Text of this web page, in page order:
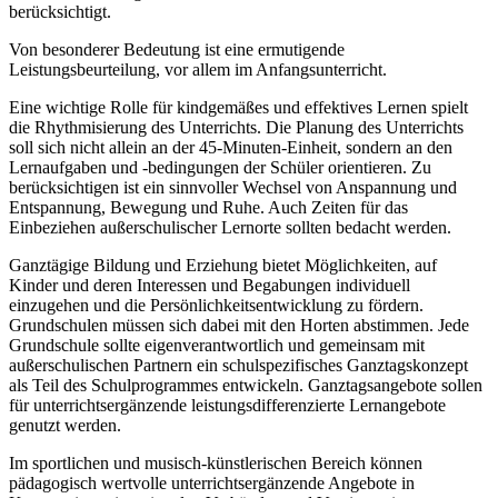
berücksichtigt.
Von besonderer Bedeutung ist eine ermutigende
Leistungsbeurteilung, vor allem im Anfangsunterricht.
Eine wichtige Rolle für kindgemäßes und effektives Lernen spielt
die Rhythmisierung des Unterrichts. Die Planung des Unterrichts
soll sich nicht allein an der 45-Minuten-Einheit, sondern an den
Lernaufgaben und -bedingungen der Schüler orientieren. Zu
berücksichtigen ist ein sinnvoller Wechsel von Anspannung und
Entspannung, Bewegung und Ruhe. Auch Zeiten für das
Einbeziehen außerschulischer Lernorte sollten bedacht werden.
Ganztägige Bildung und Erziehung bietet Möglichkeiten, auf
Kinder und deren Interessen und Begabungen individuell
einzugehen und die Persönlichkeitsentwicklung zu fördern.
Grundschulen müssen sich dabei mit den Horten abstimmen. Jede
Grundschule sollte eigenverantwortlich und gemeinsam mit
außerschulischen Partnern ein schulspezifisches Ganztagskonzept
als Teil des Schulprogrammes entwickeln. Ganztagsangebote sollen
für unterrichtsergänzende leistungsdifferenzierte Lernangebote
genutzt werden.
Im sportlichen und musisch-künstlerischen Bereich können
pädagogisch wertvolle unterrichtsergänzende Angebote in